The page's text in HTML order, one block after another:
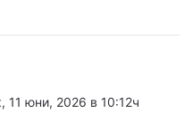
11 юни, 2026 в 10:12ч